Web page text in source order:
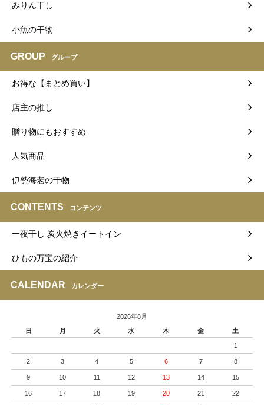
みりん干し
小魚の干物
GROUP グループ
お得な【まとめ買い】
店主の推し
贈り物にもおすすめ
人気商品
伊勢海老の干物
CONTENTS コンテンツ
一夜干し 炭火焼きイートイン
ひもの万宝の紹介
CALENDAR カレンダー
2026年8月
日
月 火 水 木 金 土
1
2 3 4 5 6 7 8
9 10 11 12 13 14 15
16 17 18 19 20 21 22